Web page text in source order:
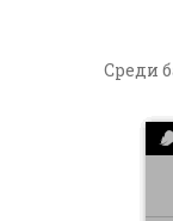
Среди